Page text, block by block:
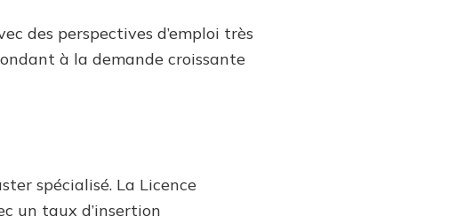
des perspectives d’emploi très
à la demande croissante
spécialisé. La Licence
un taux d’insertion